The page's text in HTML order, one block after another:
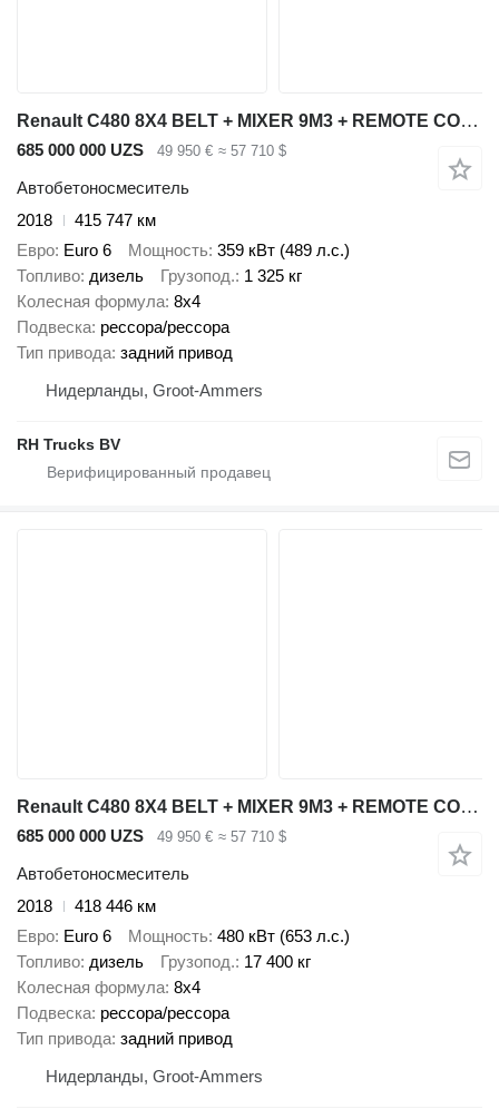
Renault C480 8X4 BELT + MIXER 9M3 + REMOTE CONTROL HUB REDUCTION FULL ST
685 000 000 UZS 49 950 € ≈ 57 710 $
Автобетоносмеситель
2018
415 747 км
Евро Euro 6 Мощность 359 кВт (489 л.с.)
Топливо дизель Грузопод. 1 325 кг
Колесная формула 8x4
Подвеска рессора/рессора
Тип привода задний привод
Нидерланды, Groot-Ammers
RH Trucks BV
Renault C480 8X4 BELT + MIXER 9M3 + REMOTE CONTROL HUB REDUCTION FULL ST
685 000 000 UZS 49 950 € ≈ 57 710 $
Автобетоносмеситель
2018
418 446 км
Евро Euro 6 Мощность 480 кВт (653 л.с.)
Топливо дизель Грузопод. 17 400 кг
Колесная формула 8x4
Подвеска рессора/рессора
Тип привода задний привод
Нидерланды, Groot-Ammers